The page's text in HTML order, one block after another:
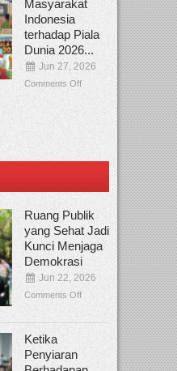
Masyarakat
Indonesia
terhadap Piala
Dunia 2026...
Jun 27, 2026
Comments Off
Ruang Publik
yang Sehat Jadi
Kunci Menjaga
Demokrasi
Jun 22, 2026
Comments Off
Ketika
Penyiaran